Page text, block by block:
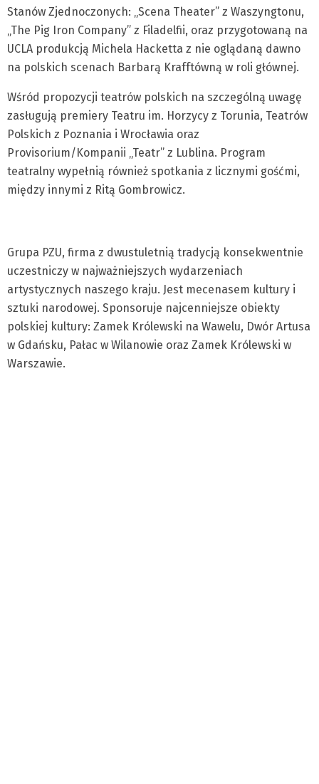
Stanów Zjednoczonych: „Scena Theater” z Waszyngtonu,
„The Pig Iron Company” z Filadelfii, oraz przygotowaną na
UCLA produkcją Michela Hacketta z nie oglądaną dawno
na polskich scenach Barbarą Krafftówną w roli głównej.
Wśród propozycji teatrów polskich na szczególną uwagę
zasługują premiery Teatru im. Horzycy z Torunia, Teatrów
Polskich z Poznania i Wrocławia oraz
Provisorium/Kompanii „Teatr” z Lublina. Program
teatralny wypełnią również spotkania z licznymi gośćmi,
między innymi z Ritą Gombrowicz.
Grupa PZU, firma z dwustuletnią tradycją konsekwentnie
uczestniczy w najważniejszych wydarzeniach
artystycznych naszego kraju. Jest mecenasem kultury i
sztuki narodowej. Sponsoruje najcenniejsze obiekty
polskiej kultury: Zamek Królewski na Wawelu, Dwór Artusa
w Gdańsku, Pałac w Wilanowie oraz Zamek Królewski w
Warszawie.